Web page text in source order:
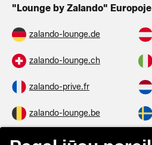
"Lounge by Zalando" Europoje
zalando-lounge.de
zalando-lounge.ch
zalando-prive.fr
zalando-lounge.be
zalando-lounge.fi